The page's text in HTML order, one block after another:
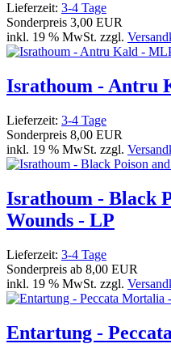
Lieferzeit: 3-4 Tage
Sonderpreis 3,00 EUR
inkl. 19 % MwSt. zzgl.
Israthoum - Antru
Lieferzeit: 3-4 Tage
Sonderpreis 8,00 EUR
inkl. 19 % MwSt. zzgl.
Israthoum - Black
Wounds - LP
Lieferzeit: 3-4 Tage
Sonderpreis ab 8,00 EUR
inkl. 19 % MwSt. zzgl.
Entartung -